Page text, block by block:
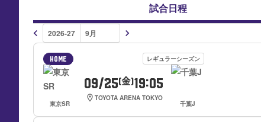
試合日程
keyboard_arrow_left keyboard_arrow_right
HOME レギュラーシーズン
東京SR
09/25 (金) 19:05
location_on TOYOTA ARENA TOKYO
千葉J